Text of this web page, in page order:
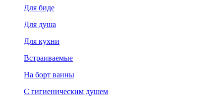
Для биде
Для душа
Для кухни
Встраиваемые
На борт ванны
C гигиеническим душем